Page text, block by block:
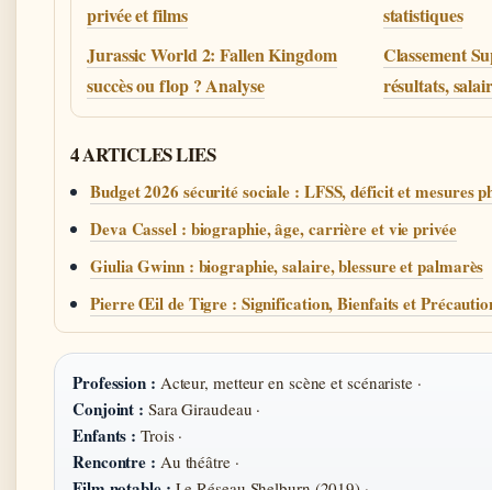
privée et films
statistiques
Jurassic World 2: Fallen Kingdom
succès ou flop ? Analyse
Classement
résultats,
4 ARTICLES LIES
Budget 2026 sécurité sociale : LFSS, déficit et mesures
Deva Cassel : biographie, âge, carrière et vie privée
Giulia Gwinn : biographie, salaire, blessure et palmarès
Pierre Œil de Tigre : Signification, Bienfaits et
Profession : Acteur, metteur en scène et scénariste ·
Conjoint : Sara Giraudeau ·
Enfants : Trois ·
Rencontre : Au théâtre ·